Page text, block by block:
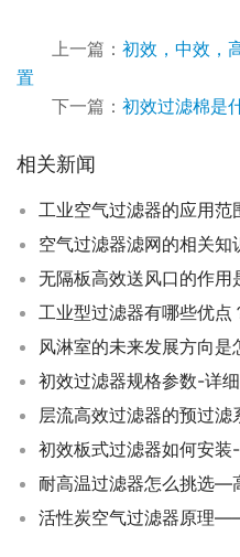
上一篇： 初效，中效，
置
下一篇： 初效过滤棉是
相关新闻
工业空气过滤器的应用范
空气过滤器滤网的相关知
工业型过滤器有哪些优点
风淋室的未来发展方向是
初效过滤器规格参数-详
层流高效过滤器的预过滤
耐高温过滤器怎么挑选—
活性炭空气过滤器原理